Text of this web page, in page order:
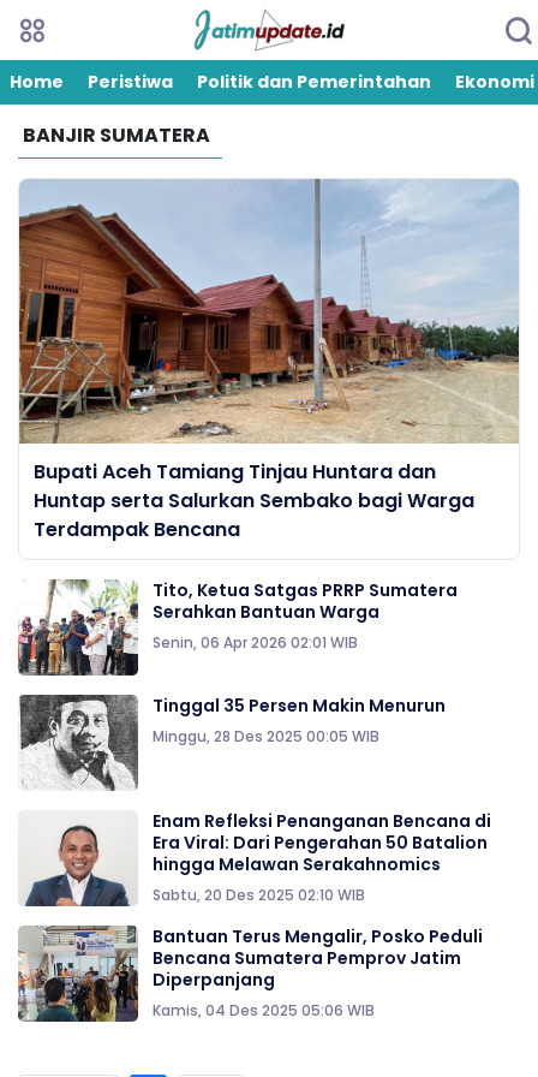
Home Peristiwa Politik dan Pemerintahan Ekonomi
BANJIR SUMATERA
Bupati Aceh Tamiang Tinjau Huntara dan
Huntap serta Salurkan Sembako bagi Warga
Terdampak Bencana
Tito, Ketua Satgas PRRP Sumatera
Serahkan Bantuan Warga
Senin, 06 Apr 2026 02:01 WIB
Tinggal 35 Persen Makin Menurun
Minggu, 28 Des 2025 00:05 WIB
Enam Refleksi Penanganan Bencana di
Era Viral: Dari Pengerahan 50 Batalion
hingga Melawan Serakahnomics
Sabtu, 20 Des 2025 02:10 WIB
Bantuan Terus Mengalir, Posko Peduli
Bencana Sumatera Pemprov Jatim
Diperpanjang
Kamis, 04 Des 2025 05:06 WIB